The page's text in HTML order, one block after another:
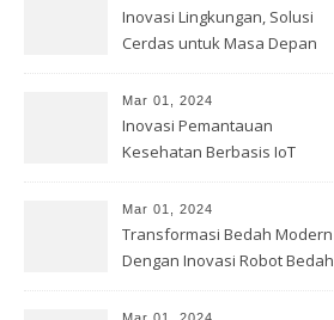
Inovasi Lingkungan, Solusi
Cerdas untuk Masa Depan
Mar 01, 2024
Inovasi Pemantauan
Kesehatan Berbasis IoT
Mar 01, 2024
Transformasi Bedah Modern
Dengan Inovasi Robot Bedah